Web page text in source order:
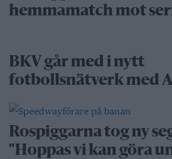
hemmamatch mot
BKV går med i nytt
fotbollsnätverk med
Rospiggarna tog ny
"Hoppas vi kan göra